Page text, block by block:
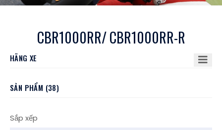
CBR1000RR/ CBR1000RR-R
HÃNG XE
SẢN PHẨM (38)
Sắp xếp